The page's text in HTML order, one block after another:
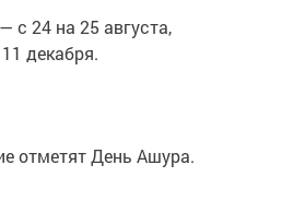
с 24 на 25 августа,
декабря.
отметят День Ашура.